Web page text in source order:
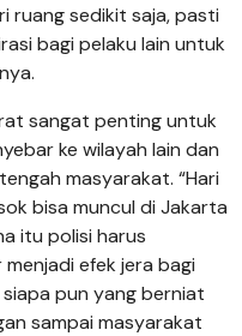
ruang sedikit saja, pasti
bagi pelaku lain untuk
sangat penting untuk
ke wilayah lain dan
masyarakat. “Hari
bisa muncul di Jakarta
itu polisi harus
efek jera bagi
pun yang berniat
sampai masyarakat